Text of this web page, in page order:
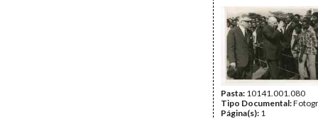
Pasta: 10141.001.080
Tipo Documental:
Página(s): 1